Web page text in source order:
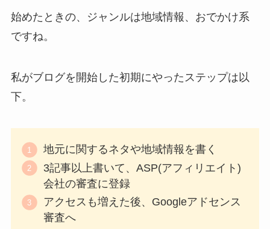
始めたときの、ジャンルは地域情報、おでかけ系
ですね。
私がブログを開始した初期にやったステップは以
下。
地元に関するネタや地域情報を書く
3記事以上書いて、ASP(アフィリエイト)
会社の審査に登録
アクセスも増えた後、Googleアドセンス
審査へ